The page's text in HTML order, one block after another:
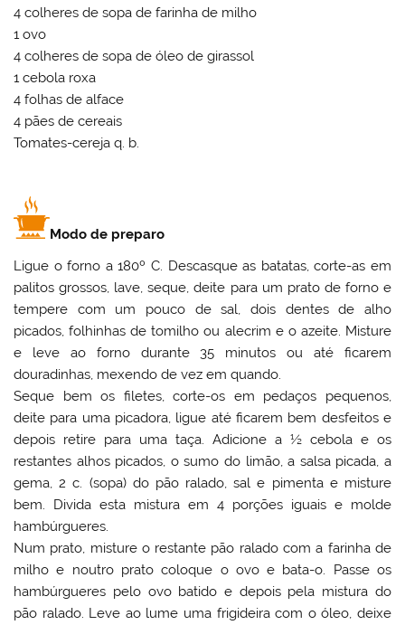
4 colheres de sopa de farinha de milho
1 ovo
4 colheres de sopa de óleo de girassol
1 cebola roxa
4 folhas de alface
4 pães de cereais
Tomates-cereja q. b.
Modo de preparo
Ligue o forno a 180º C. Descasque as batatas, corte-as em
palitos grossos, lave, seque, deite para um prato de forno e
tempere com um pouco de sal, dois dentes de alho
picados, folhinhas de tomilho ou alecrim e o azeite. Misture
e leve ao forno durante 35 minutos ou até ficarem
douradinhas, mexendo de vez em quando.
Seque bem os filetes, corte-os em pedaços pequenos,
deite para uma picadora, ligue até ficarem bem desfeitos e
depois retire para uma taça. Adicione a ½ cebola e os
restantes alhos picados, o sumo do limão, a salsa picada, a
gema, 2 c. (sopa) do pão ralado, sal e pimenta e misture
bem. Divida esta mistura em 4 porções iguais e molde
hambúrgueres.
Num prato, misture o restante pão ralado com a farinha de
milho e noutro prato coloque o ovo e bata-o. Passe os
hambúrgueres pelo ovo batido e depois pela mistura do
pão ralado. Leve ao lume uma frigideira com o óleo, deixe